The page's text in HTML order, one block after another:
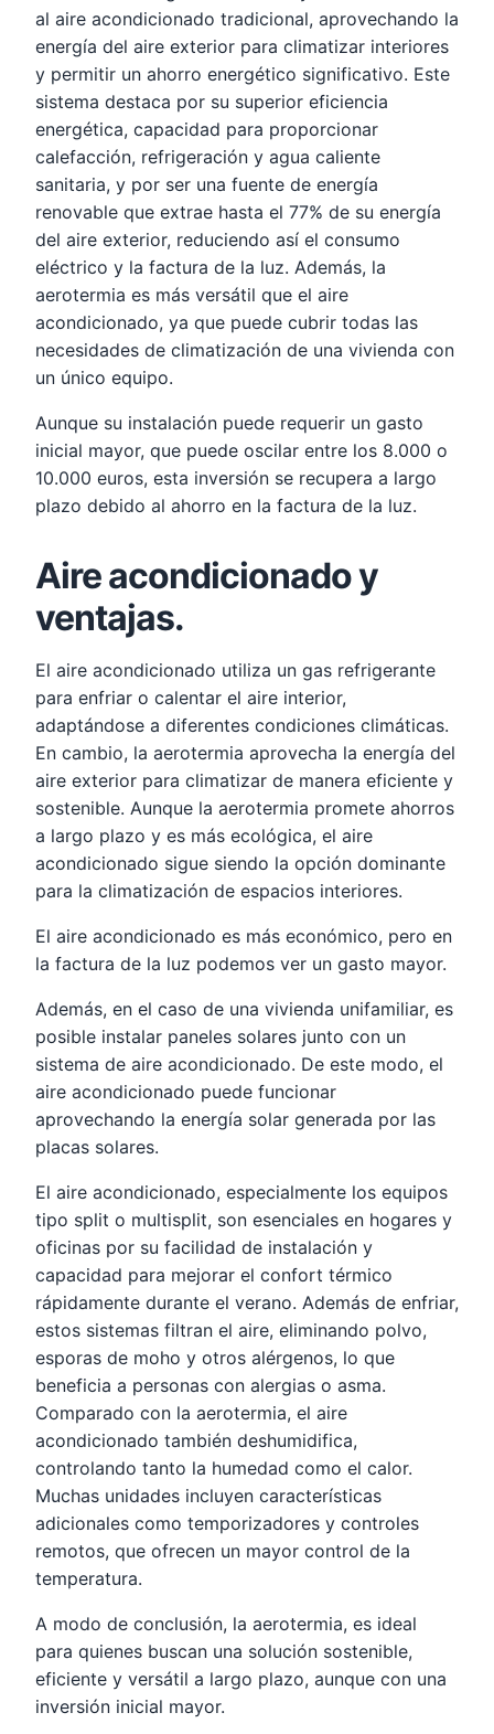
al aire acondicionado tradicional, aprovechando la
energía del aire exterior para climatizar interiores
y permitir un ahorro energético significativo. Este
sistema destaca por su superior eficiencia
energética, capacidad para proporcionar
calefacción, refrigeración y agua caliente
sanitaria, y por ser una fuente de energía
renovable que extrae hasta el 77% de su energía
del aire exterior, reduciendo así el consumo
eléctrico y la factura de la luz. Además, la
aerotermia es más versátil que el aire
acondicionado, ya que puede cubrir todas las
necesidades de climatización de una vivienda con
un único equipo.
Aunque su instalación puede requerir un gasto
inicial mayor, que puede oscilar entre los 8.000 o
10.000 euros, esta inversión se recupera a largo
plazo debido al ahorro en la factura de la luz.
Aire acondicionado y
ventajas.
El aire acondicionado utiliza un gas refrigerante
para enfriar o calentar el aire interior,
adaptándose a diferentes condiciones climáticas.
En cambio, la aerotermia aprovecha la energía del
aire exterior para climatizar de manera eficiente y
sostenible. Aunque la aerotermia promete ahorros
a largo plazo y es más ecológica, el aire
acondicionado sigue siendo la opción dominante
para la climatización de espacios interiores.
El aire acondicionado es más económico, pero en
la factura de la luz podemos ver un gasto mayor.
Además, en el caso de una vivienda unifamiliar, es
posible instalar paneles solares junto con un
sistema de aire acondicionado. De este modo, el
aire acondicionado puede funcionar
aprovechando la energía solar generada por las
placas solares.
El aire acondicionado, especialmente los equipos
tipo split o multisplit, son esenciales en hogares y
oficinas por su facilidad de instalación y
capacidad para mejorar el confort térmico
rápidamente durante el verano. Además de enfriar,
estos sistemas filtran el aire, eliminando polvo,
esporas de moho y otros alérgenos, lo que
beneficia a personas con alergias o asma.
Comparado con la aerotermia, el aire
acondicionado también deshumidifica,
controlando tanto la humedad como el calor.
Muchas unidades incluyen características
adicionales como temporizadores y controles
remotos, que ofrecen un mayor control de la
temperatura.
A modo de conclusión, la aerotermia, es ideal
para quienes buscan una solución sostenible,
eficiente y versátil a largo plazo, aunque con una
inversión inicial mayor.